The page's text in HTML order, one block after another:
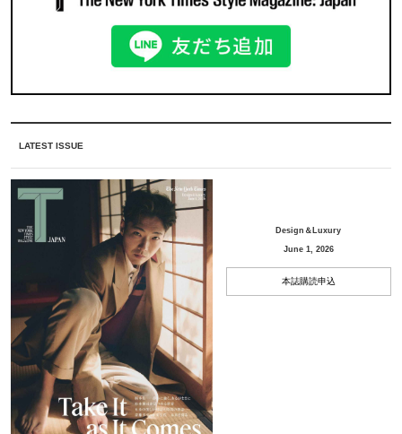
LATEST ISSUE
Design＆Luxury
June 1, 2026
本誌購読申込